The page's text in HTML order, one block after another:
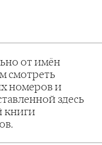
от имён
смотреть
номеров и
здесь
книги